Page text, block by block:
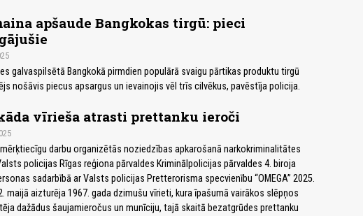
apšaude Bangkokas tirgū: pieci
galvaspilsētā Bangkokā pirmdien populārā svaigu pārtikas produktu tirgū
nošāvis piecus apsargus un ievainojis vēl trīs cilvēkus, pavēstīja policija.
vīrieša atrasti prettanku ieroči
darbu organizētās noziedzības apkarošanā narkokriminalitātes
policijas Rīgas reģiona pārvaldes Kriminālpolicijas pārvaldes 4. biroja
sadarbībā ar Valsts policijas Pretterorisma specvienību “OMEGA” 2025.
maijā aizturēja 1967. gada dzimušu vīrieti, kura īpašumā vairākos slēpņos
dažādus šaujamieročus un munīciju, tajā skaitā bezatgrūdes prettanku